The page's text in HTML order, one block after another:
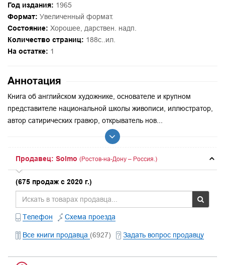
Год издания: 1965
Формат: Увеличенный формат.
Состояние: Хорошее, дарствен. надп.
Количество страниц: 188с..ил.
На остатке: 1
Аннотация
Книга об английском художнике, основателе и крупном
представителе национальной школы живописи, иллюстратор,
автор сатирических гравюр, открыватель нов...
Продавец: Solmo (Ростов-на-Дону – Россия.)
(675 продаж с 2020 г.)
Телефон Схема проезда
Все книги продавца (6927) Задать вопрос продавцу